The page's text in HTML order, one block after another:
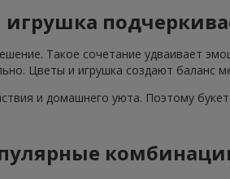
игрушка
Такое сочетание удваивает
Цветы и игрушка создают
и домашнего уюта. Поэтому